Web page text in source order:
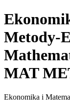
Metody-
MAT
Ekonomika i